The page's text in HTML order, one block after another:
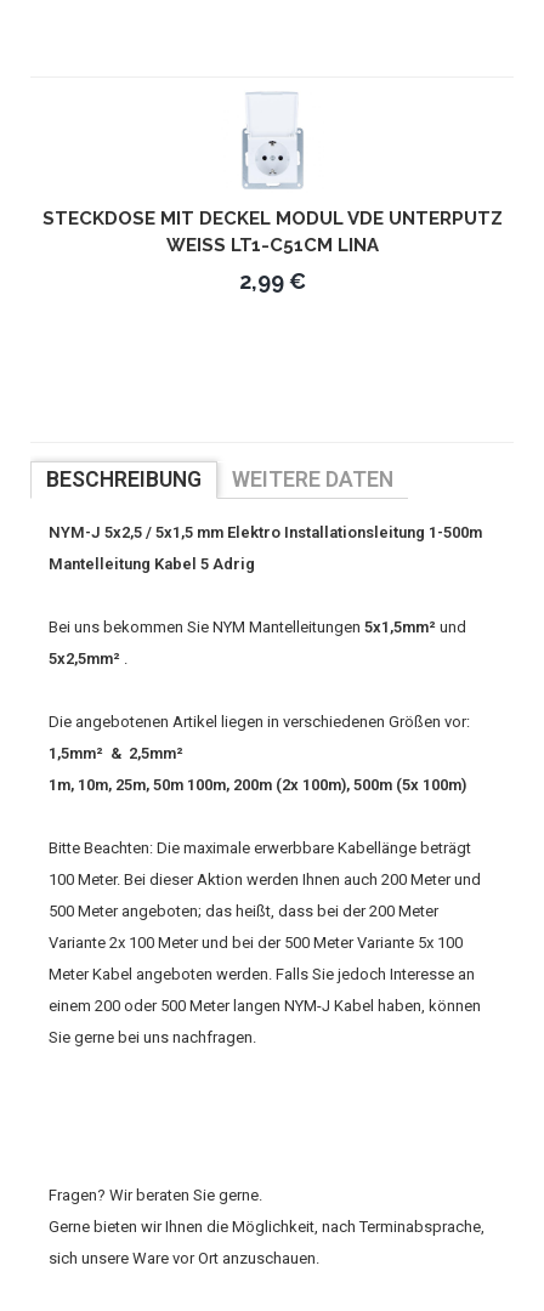
STECKDOSE MIT DECKEL MODUL VDE UNTERPUTZ
WEISS LT1-C51CM LINA
2,99 €
BESCHREIBUNG WEITERE DATEN
NYM-J 5x2,5 / 5x1,5 mm Elektro Installationsleitung 1-500m
Mantelleitung Kabel 5 Adrig
Bei uns bekommen Sie NYM Mantelleitungen 5x1,5mm² und
5x2,5mm² .
Die angebotenen Artikel liegen in verschiedenen Größen vor:
1,5mm² & 2,5mm²
1m, 10m, 25m, 50m 100m, 200m (2x 100m), 500m (5x 100m)
Bitte Beachten: Die maximale erwerbbare Kabellänge beträgt
100 Meter. Bei dieser Aktion werden Ihnen auch 200 Meter und
500 Meter angeboten; das heißt, dass bei der 200 Meter
Variante 2x 100 Meter und bei der 500 Meter Variante 5x 100
Meter Kabel angeboten werden. Falls Sie jedoch Interesse an
einem 200 oder 500 Meter langen NYM-J Kabel haben, können
Sie gerne bei uns nachfragen.
Fragen? Wir beraten Sie gerne.
Gerne bieten wir Ihnen die Möglichkeit, nach Terminabsprache,
sich unsere Ware vor Ort anzuschauen.